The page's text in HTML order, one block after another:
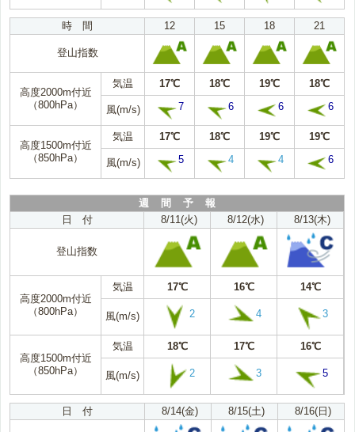
時 間 12 15 18 21
登山指数
高度2000m付近
（800hPa）
気温 17℃ 18℃ 19℃ 18℃
風(m/s) 7 6 6 6
高度1500m付近
（850hPa）
気温 17℃ 18℃ 19℃ 19℃
風(m/s) 5 4 4 6
週 間 予 報
日 付
8/11(火) 8/12(水) 8/13(木)
登山指数
高度2000m付近
（800hPa）
気温 17℃ 16℃ 14℃
風(m/s) 2 4 3
高度1500m付近
（850hPa）
気温 18℃ 17℃ 16℃
風(m/s) 2 3 5
日 付 8/14(金) 8/15(土) 8/16(日)